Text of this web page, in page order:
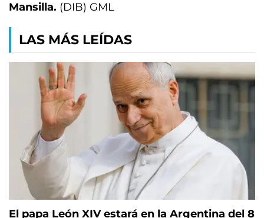
Mansilla. (DIB) GML
LAS MÁS LEÍDAS
El papa León XIV estará en la Argentina del 8